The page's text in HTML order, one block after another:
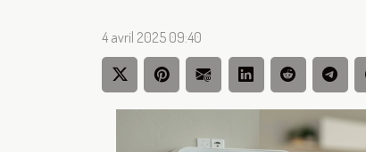
4 avril 2025 09:40